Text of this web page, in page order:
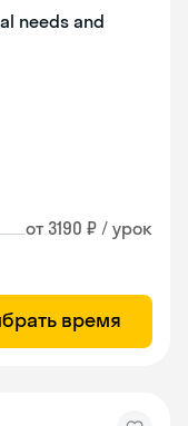
needs and
от 3190 ₽ / урок
время